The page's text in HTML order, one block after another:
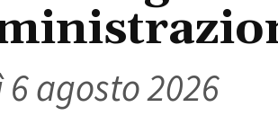
agosto 2026